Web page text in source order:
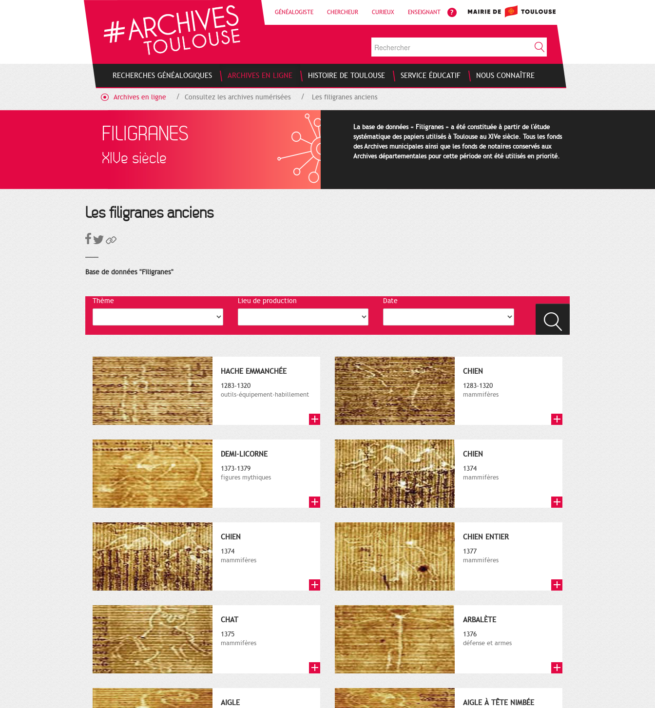
GÉNÉALOGISTE CHERCHEUR CURIEUX ENSEIGNANT
RECHERCHES GÉNÉALOGIQUES ARCHIVES EN LIGNE HISTOIRE DE TOULOUSE SERVICE ÉDUCATIF NOUS CONNAÎTRE
Archives en ligne Consultez les archives numérisées Les filigranes anciens
FILIGRANES
XIVe siècle
La base de données « Filigranes » a été constituée à partir de l'étude
systématique des papiers utilisés à Toulouse au XIVe siècle. Tous les fonds
des Archives municipales ainsi que les fonds de notaires conservés aux
Archives départementales pour cette période ont été utilisés en priorité.
Les filigranes anciens
Base de données "Filigranes"
Thème Lieu de production Date
HACHE EMMANCHÉE
1283-1320
outils-équipement-habillement
CHIEN
1283-1320
mammifères
DEMI-LICORNE
1373-1379
figures mythiques
CHIEN
1374
mammifères
CHIEN
1374
mammifères
CHIEN ENTIER
1377
mammifères
CHAT
1375
mammifères
ARBALÈTE
1376
défense et armes
AIGLE AIGLE À TÊTE NIMBÉE
Gestion de vos préférences sur les cookies